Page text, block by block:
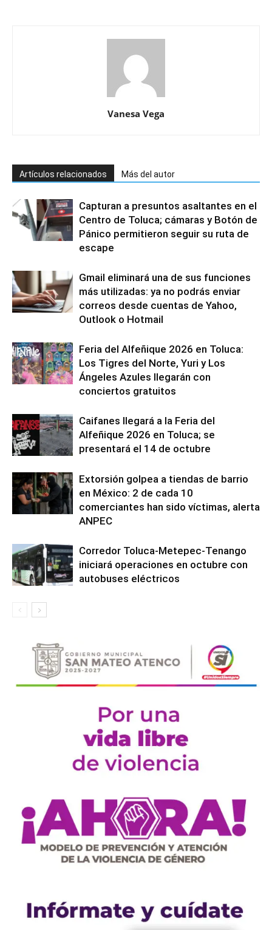
Vanesa Vega
Artículos relacionados Más del autor
Capturan a presuntos asaltantes en el
Centro de Toluca; cámaras y Botón de
Pánico permitieron seguir su ruta de
escape
Gmail eliminará una de sus funciones
más utilizadas: ya no podrás enviar
correos desde cuentas de Yahoo,
Outlook o Hotmail
Feria del Alfeñique 2026 en Toluca:
Los Tigres del Norte, Yuri y Los
Ángeles Azules llegarán con
conciertos gratuitos
Caifanes llegará a la Feria del
Alfeñique 2026 en Toluca; se
presentará el 14 de octubre
Extorsión golpea a tiendas de barrio
en México: 2 de cada 10
comerciantes han sido víctimas, alerta
ANPEC
Corredor Toluca-Metepec-Tenango
iniciará operaciones en octubre con
autobuses eléctricos